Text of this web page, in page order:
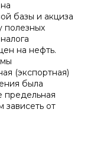
базы и акциза
полезных
на нефть.
(экспортная)
была
предельная
зависеть от